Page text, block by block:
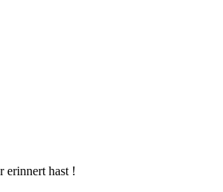
erinnert hast !